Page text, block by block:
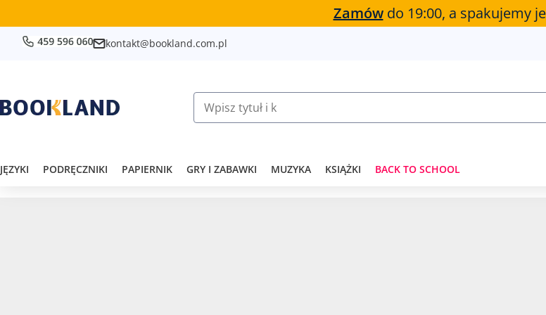
Zamówdo 19:00, a spakujemy
kontakt@bookland.com.pl
JĘZYKI PODRĘCZNIKI PAPIERNIK GRY I ZABAWKI MUZYKA KSIĄŻKI BACK TO SCHOOL